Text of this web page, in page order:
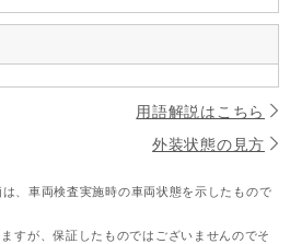
用語解説はこちら
外装状態の見方
、車両検査実施時の車両状態を示したもので
すが、保証したものではございませんのでそ